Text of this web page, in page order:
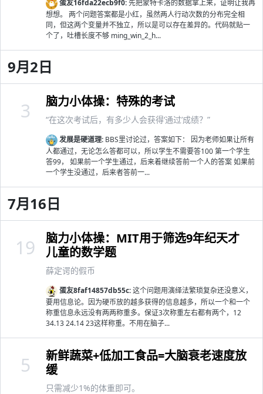
蛋友16fda22ecb9f0:先把蒙特卡洛的数据拿上来，证明让我再
想想。 两个问题答案都是小红，虽然两人行动次数的分布完全相
同，但这两个变量并不独立，所以是可以存在差异的。代码就贴一
个了，吐槽长度不够 ming_win_2_h...
9月2日
脑力小体操：特殊的考试
“在这次考试后，有多少人会获得‘通过’成绩？”
发展是硬道理: BBS里讨论过，答案如下： 因为老师如果让所有
人都通过，无论怎么答都可以，所以学生不需要答100 第一个学生
答99， 如果前一个学生通过，后来着继续答前一个人的答案 如果前
一个学生没通过，后来者答前一...
3
7月16日
脑力小体操：MIT用于筛选9年纪天才
儿童的数学题
薛定谔的假币
蛋友8faf14857db55c:这个问题用演绎法繁琐复杂还没意义，
要用信息论。因为硬币放的越多获得的信息越多，所以一个和一个
称重信息永远没有两两称重多。保证3次称重左右都有两个，12
34.13 24.14 23这样称重。不用在脑子...
19
新鲜蔬菜+低加工食品=大脑衰老速度放
缓
只需减少1%的体重即可。
5